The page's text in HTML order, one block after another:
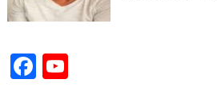
Facebook
YouTube